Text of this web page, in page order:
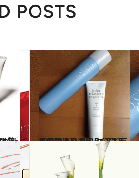
POSTS
2014.9.23
毎日の送り迎え＆公園遊びの際は髪のUVケアも忘れずに！
ライフスタイル